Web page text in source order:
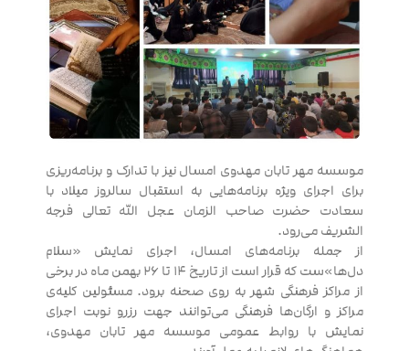
موسسه مهر تابان مهدوی امسال نیز با تدارک و برنامه‌ریزی
برای اجرای ویژه برنامه‌هایی به استقبال سالروز میلاد با
سعادت حضرت صاحب الزمان عجل الله تعالی فرجه
الشریف می‌رود.
از جمله برنامه‌های امسال، اجرای نمایش «سلام
دل‌ها»ست که قرار است از تاریخ ۱۴ تا ۲۶ بهمن ماه در برخی
از مراکز فرهنگی شهر به روی صحنه برود. مسئولین کلیه‌ی
مراکز و ارگان‌ها فرهنگی می‌توانند جهت رزرو نوبت اجرای
نمایش با روابط عمومی موسسه مهر تابان مهدوی،